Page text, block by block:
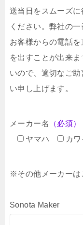
送当日をスムーズ
ください。弊社の
お客様からの電話
を出すことが出来
いので、適切なご
い申し上げます。
メーカー名
（必須）
ヤマハ
カワ
※その他メーカーは
Sonota Maker